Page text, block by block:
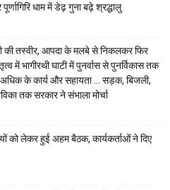
धाम में डेढ़ गुना बढ़े श्रद्धालु
की तस्वीर, आपदा के मलबे से निकलकर फिर
में भागीरथी घाटी में पुनर्वास से पुनर्विकास तक
के कार्य और सहायता … सड़क, बिजली,
तक सरकार ने संभाला मोर्चा
को लेकर हुई अहम बैठक, कार्यकर्ताओं ने दिए